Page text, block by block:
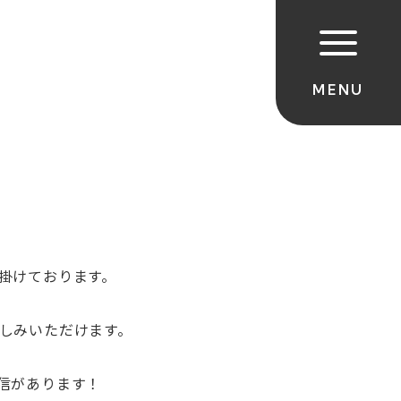
ております。
いただけます。
あります！